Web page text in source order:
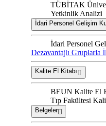
TÜBİTAK
Yetkinlik Analizi
İdari Personel Gelişim
İdari Personel
Dezavantajlı Gruplarla
Kalite El Kitabı
BEUN Kalite El
Tıp Fakültesi
Belgeler